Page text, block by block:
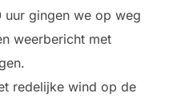
gingen we op weg
weerbericht met
redelijke wind op de